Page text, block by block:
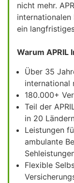
nicht mehr.
internationalen
ein
Warum APRIL
Über 35
international
180.000+
Teil der
in 20
Leistungen
ambulante
Flexible